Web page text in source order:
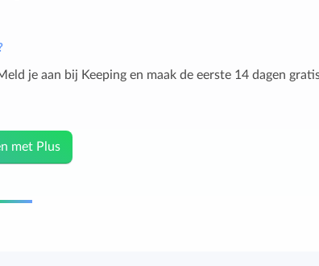
je aan bij Keeping en maak de eerste 14 dagen
met Plus